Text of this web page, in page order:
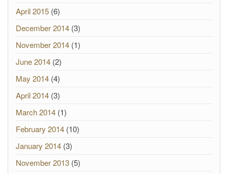
April 2015 (6)
December 2014 (3)
November 2014 (1)
June 2014 (2)
May 2014 (4)
April 2014 (3)
March 2014 (1)
February 2014 (10)
January 2014 (3)
November 2013 (5)